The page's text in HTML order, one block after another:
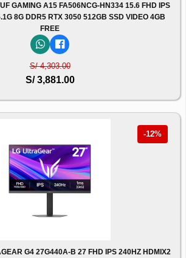
GAMING A15 FA506NCG-HN334 15.6 FHD IPS
8G DDR5 RTX 3050 512GB SSD VIDEO 4GB
FREE
S/ 4,303.00
S/ 3,881.00
-12%
G4 27G440A-B 27 FHD IPS 240HZ HDMIX2